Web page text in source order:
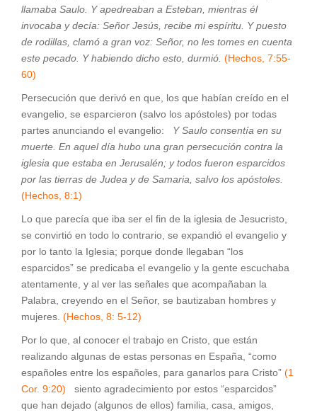
llamaba Saulo. Y apedreaban a Esteban, mientras él
invocaba y decía: Señor Jesús, recibe mi espíritu. Y puesto
de rodillas, clamó a gran voz: Señor, no les tomes en cuenta
este pecado. Y habiendo dicho esto, durmió. (Hechos, 7:55-
60)
Persecución que derivó en que, los que habían creído en el
evangelio, se esparcieron (salvo los apóstoles) por todas
partes anunciando el evangelio: Y Saulo consentía en su
muerte. En aquel día hubo una gran persecución contra la
iglesia que estaba en Jerusalén; y todos fueron esparcidos
por las tierras de Judea y de Samaria, salvo los apóstoles.
(Hechos, 8:1)
Lo que parecía que iba ser el fin de la iglesia de Jesucristo,
se convirtió en todo lo contrario, se expandió el evangelio y
por lo tanto la Iglesia; porque donde llegaban “los
esparcidos” se predicaba el evangelio y la gente escuchaba
atentamente, y al ver las señales que acompañaban la
Palabra, creyendo en el Señor, se bautizaban hombres y
mujeres. (Hechos, 8: 5-12)
Por lo que, al conocer el trabajo en Cristo, que están
realizando algunas de estas personas en España, “como
españoles entre los españoles, para ganarlos para Cristo” (1
Cor. 9:20)
siento agradecimiento por estos “esparcidos”
que han dejado (algunos de ellos) familia, casa, amigos,